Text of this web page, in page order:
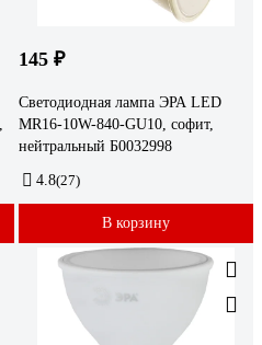
145 ₽
Светодиодная лампа ЭРА LED
MR16-10W-840-GU10, софит,
нейтральный Б0032998
4.8(27)
В корзину